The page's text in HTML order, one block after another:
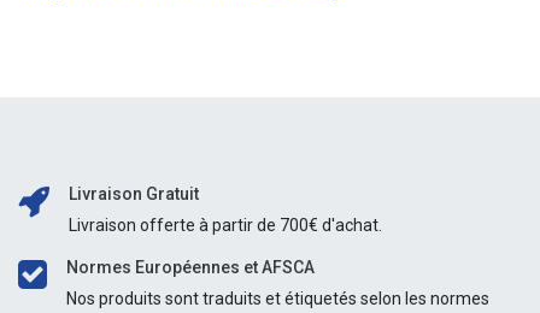
Livraison Gratuit
Livraison offerte à partir de 700€ d'achat.
Normes Européennes et AFSCA
Nos produits sont traduits et étiquetés selon les normes